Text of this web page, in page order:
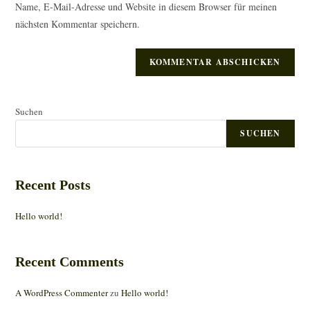
Kommentieren
ein
Name, E-Mail-Adresse und Website in diesem Browser für meinen
nächsten Kommentar speichern.
Suchen
SUCHEN
Recent Posts
Hello world!
Recent Comments
A WordPress CommenterzuHello world!